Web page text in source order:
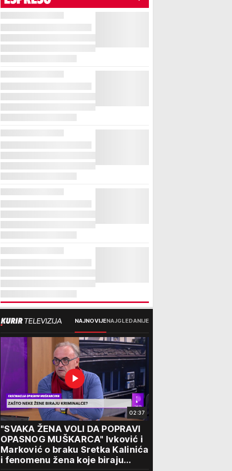
NAJNOVIJENAJGLEDANIJE
02:37
"SVAKA ŽENA VOLI DA POPRAVI
OPASNOG MUŠKARCA" Ivković i
Marković o braku Sretka Kalinića
i fenomenu žena koje biraju